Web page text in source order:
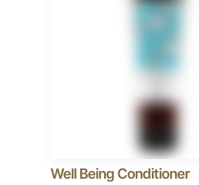
Well Being Conditioner